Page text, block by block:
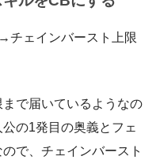
チェインバースト上限
で届いているようなの
の1発目の奥義とフェ
で、チェインバースト